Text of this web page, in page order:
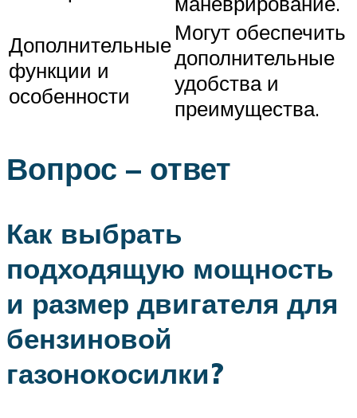
Дополнительные
функции и
особенности
Могут обеспечить
дополнительные
удобства и
преимущества.
Вопрос – ответ
Как выбрать
подходящую мощность
и размер двигателя для
бензиновой
газонокосилки?